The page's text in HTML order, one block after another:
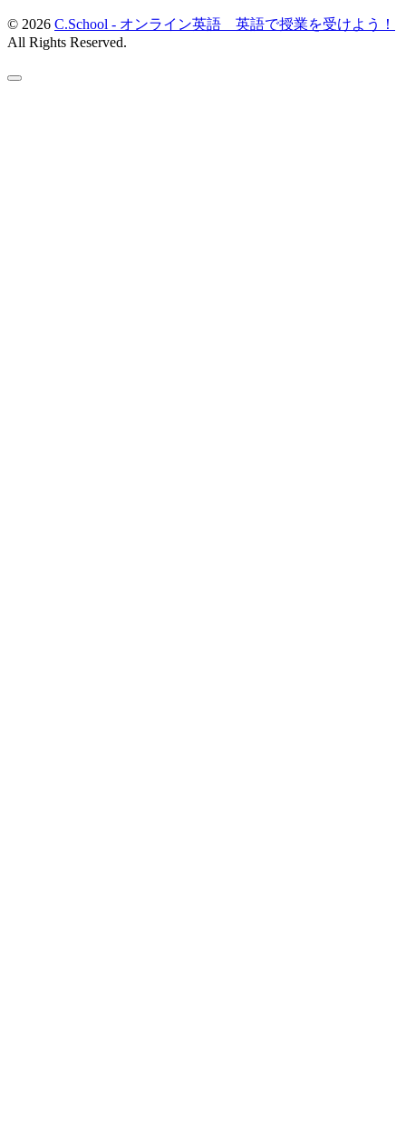
© 2026 C.School - オンライン英語 英語で授業を受けよう！
All Rights Reserved.